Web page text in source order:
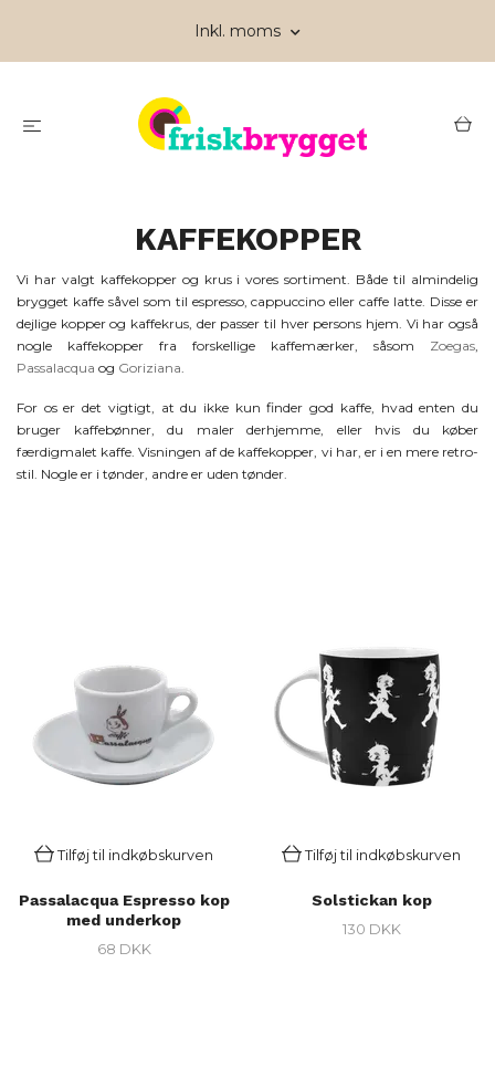
Inkl. moms
KAFFEKOPPER
Vi har valgt kaffekopper og krus i vores sortiment. Både til almindelig
brygget kaffe såvel som til espresso, cappuccino eller caffe latte. Disse er
dejlige kopper og kaffekrus, der passer til hver persons hjem. Vi har også
nogle kaffekopper fra forskellige kaffemærker, såsom Zoegas,
Passalacqua og Goriziana.
For os er det vigtigt, at du ikke kun finder god kaffe, hvad enten du
bruger kaffebønner, du maler derhjemme, eller hvis du køber
færdigmalet kaffe. Visningen af de kaffekopper, vi har, er i en mere retro-
stil. Nogle er i tønder, andre er uden tønder.
Tilføj til indkøbskurven
Passalacqua Espresso kop
med underkop
68 DKK
Tilføj til indkøbskurven
Solstickan kop
130 DKK